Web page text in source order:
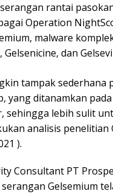
rantai
Operation
malware
dan
tampak sederhana
yang ditanamkan
lebih sulit
analisis penelitian
).
Consultant PT
Gelsemium